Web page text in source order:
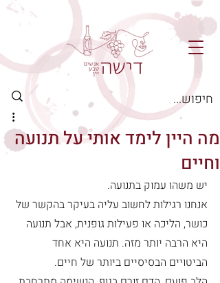
מה היין לימד אותי על תנועה
וחיים
יש משהו עמוק בתנועה.
אנחנו רגילות לחשוב עליה בעיקר בהקשר של
כושר, הליכה או פעילות גופנית, אבל תנועה
היא הרבה יותר מזה. תנועה היא אחד
הביטויים הבסיסיים ביותר של חיים.